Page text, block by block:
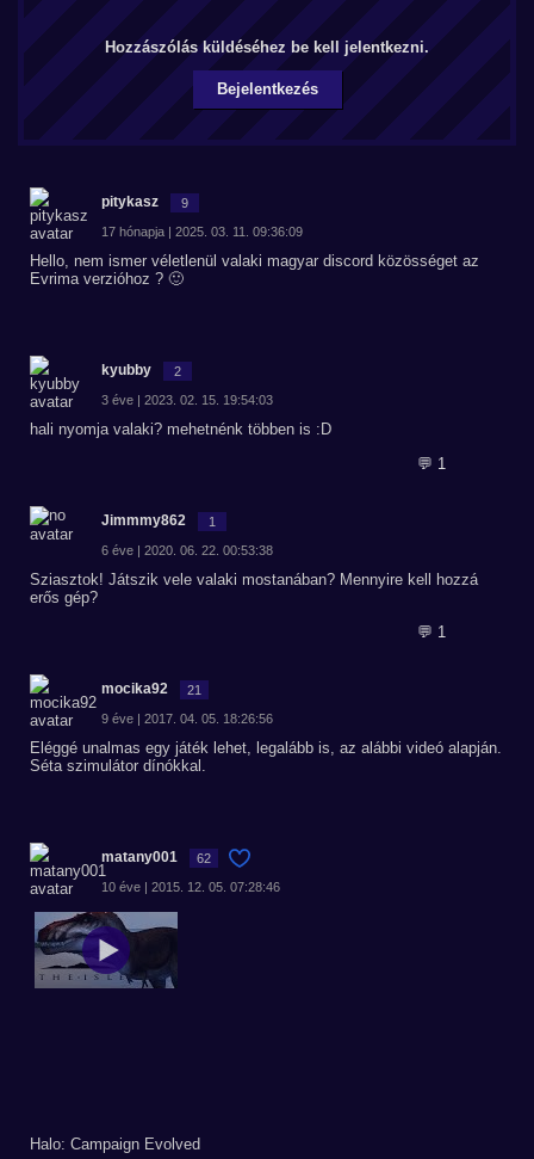
Hozzászólás küldéséhez be kell jelentkezni.
Bejelentkezés
pitykasz 9
17 hónapja | 2025. 03. 11. 09:36:09
Hello, nem ismer véletlenül valaki magyar discord közösséget az
Evrima verzióhoz ? 🙂
kyubby 2
3 éve | 2023. 02. 15. 19:54:03
hali nyomja valaki? mehetnénk többen is :D
💬 1
Jimmmy862 1
6 éve | 2020. 06. 22. 00:53:38
Sziasztok! Játszik vele valaki mostanában? Mennyire kell hozzá
erős gép?
💬 1
mocika92 21
9 éve | 2017. 04. 05. 18:26:56
Eléggé unalmas egy játék lehet, legalább is, az alábbi videó alapján.
Séta szimulátor dínókkal.
matany001 62
10 éve | 2015. 12. 05. 07:28:46
Halo: Campaign Evolved